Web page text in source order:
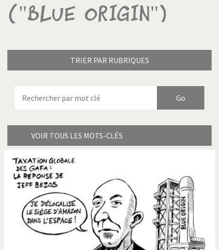
("Blue Origin")
TRIER PAR RUBRIQUES
VOIR TOUS LES MOTS-CLÉS
Bienvenue en Italie
Bye Biden! Catholique ou pas très?
Chère énergie!
Cybermonde
Du printemps arabe à
l'hiver
Election présidentielle US Guerre en Syrie
Hopp Deutschland Israël - Palestine